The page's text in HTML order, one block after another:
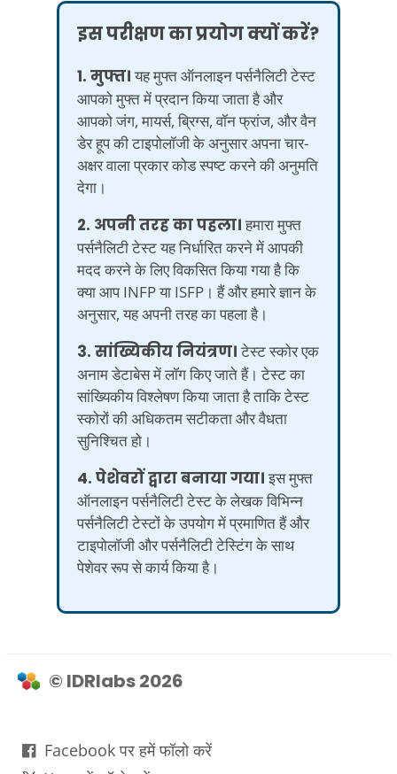
इस परीक्षण का प्रयोग क्यों करें?
1. मुफ्त।यह मुफ्त ऑनलाइन पर्सनैलिटी टेस्ट
आपको मुफ्त में प्रदान किया जाता है और
आपको जंग, मायर्स, ब्रिग्स, वॉन फ्रांज, और वैन
डेर हूप की टाइपोलॉजी के अनुसार अपना चार-
अक्षर वाला प्रकार कोड स्पष्ट करने की अनुमति
देगा।
2. अपनी तरह का पहला।हमारा मुफ्त
पर्सनैलिटी टेस्ट यह निर्धारित करने में आपकी
मदद करने के लिए विकसित किया गया है कि
क्या आप INFP या ISFP। हैं और हमारे ज्ञान के
अनुसार, यह अपनी तरह का पहला है।
3. सांख्यिकीय नियंत्रण।टेस्ट स्कोर एक
अनाम डेटाबेस में लॉग किए जाते हैं। टेस्ट का
सांख्यिकीय विश्लेषण किया जाता है ताकि टेस्ट
स्कोरों की अधिकतम सटीकता और वैधता
सुनिश्चित हो।
4. पेशेवरों द्वारा बनाया गया।इस मुफ्त
ऑनलाइन पर्सनैलिटी टेस्ट के लेखक विभिन्न
पर्सनैलिटी टेस्टों के उपयोग में प्रमाणित हैं और
टाइपोलॉजी और पर्सनैलिटी टेस्टिंग के साथ
पेशेवर रूप से कार्य किया है।
© IDRlabs 2026
Facebook पर हमें फॉलो करें